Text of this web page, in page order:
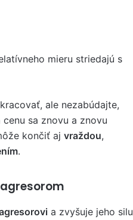
mieru striedajú s
ale nezabúdajte,
cenu sa znovu a znovu
končiť aj vraždou,
.
a zvyšuje jeho